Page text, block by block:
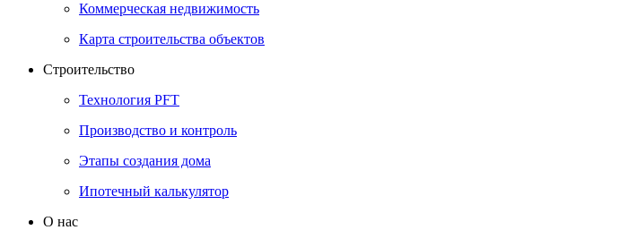
Коммерческая недвижимость
Карта строительства объектов
Строительство
Технология PFT
Производство и контроль
Этапы создания дома
Ипотечный калькулятор
О нас